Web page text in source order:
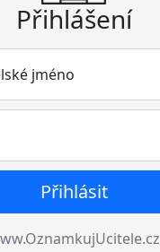
Přihlášení
jméno
Přihlásit